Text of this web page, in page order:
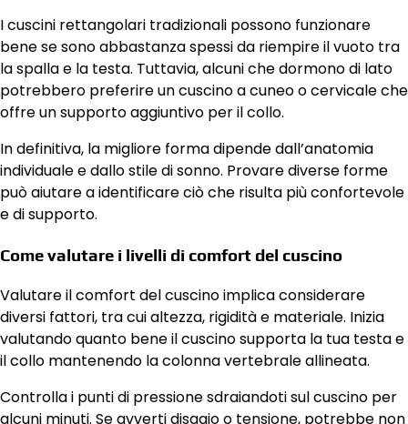
I cuscini rettangolari tradizionali possono funzionare
bene se sono abbastanza spessi da riempire il vuoto tra
la spalla e la testa. Tuttavia, alcuni che dormono di lato
potrebbero preferire un cuscino a cuneo o cervicale che
offre un supporto aggiuntivo per il collo.
In definitiva, la migliore forma dipende dall’anatomia
individuale e dallo stile di sonno. Provare diverse forme
può aiutare a identificare ciò che risulta più confortevole
e di supporto.
Come valutare i livelli di comfort del cuscino
Valutare il comfort del cuscino implica considerare
diversi fattori, tra cui altezza, rigidità e materiale. Inizia
valutando quanto bene il cuscino supporta la tua testa e
il collo mantenendo la colonna vertebrale allineata.
Controlla i punti di pressione sdraiandoti sul cuscino per
alcuni minuti. Se avverti disagio o tensione, potrebbe non